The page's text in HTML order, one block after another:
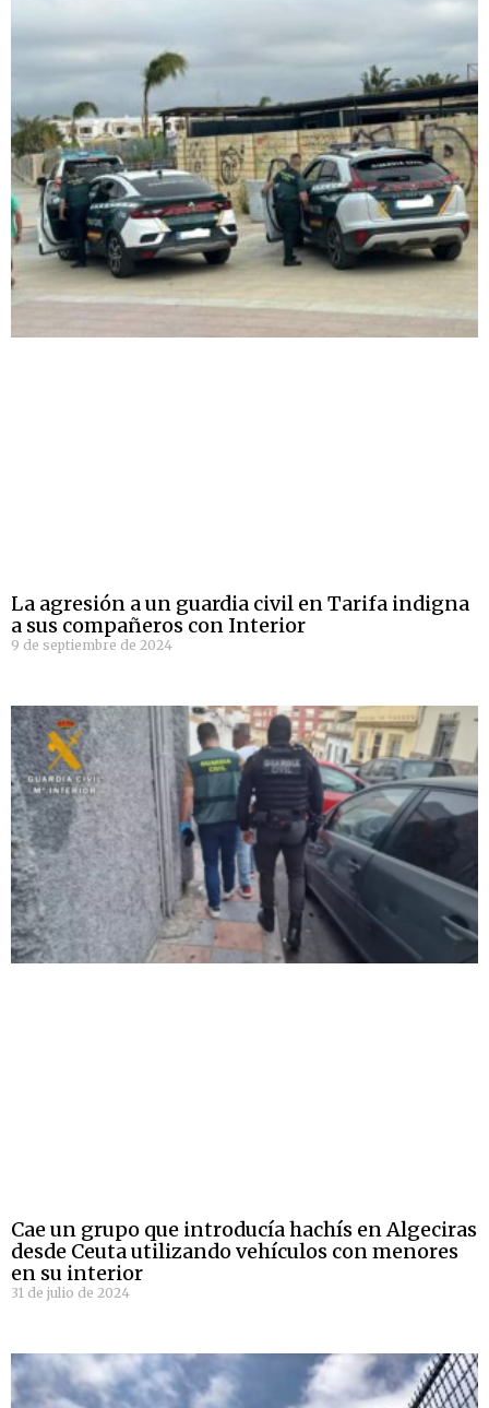
La agresión a un guardia civil en Tarifa indigna
a sus compañeros con Interior
9 de septiembre de 2024
Cae un grupo que introducía hachís en Algeciras
desde Ceuta utilizando vehículos con menores
en su interior
31 de julio de 2024